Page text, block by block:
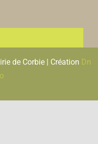
de Corbie | Création Dn